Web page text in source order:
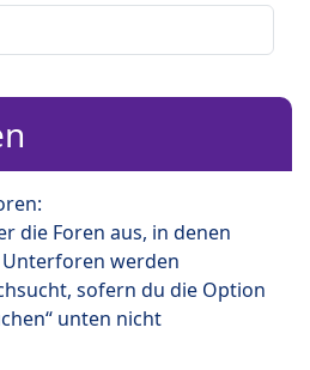
die Foren aus, in denen
werden
sofern du die Option
unten nicht